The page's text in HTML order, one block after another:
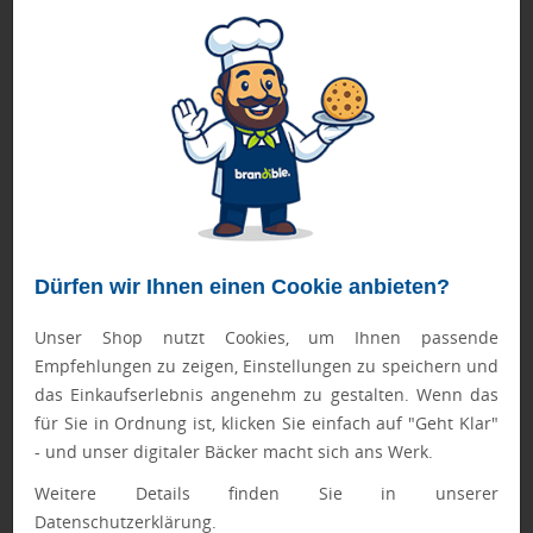
Dürfen wir Ihnen einen Cookie anbieten?
Unser Shop nutzt Cookies, um Ihnen passende
Empfehlungen zu zeigen, Einstellungen zu speichern und
das Einkaufserlebnis angenehm zu gestalten. Wenn das
für Sie in Ordnung ist, klicken Sie einfach auf "Geht Klar"
- und unser digitaler Bäcker macht sich ans Werk.
Weitere Details finden Sie in unserer
Datenschutzerklärung.
Materialien zu übertragen. Besonders vorteilhaft ist die
Möglichkeit, große Auflagen wirtschaftlich zu produzieren,
was für Werbeartikel-Kampagnen mit hohen Stückzahlen
von entscheidender Bedeutung ist. Die schnellen
Trocknungszeiten der Flexodruck-Farben erlauben hohe
Produktionsgeschwindigkeiten, was sich positiv auf die
Lieferzeiten auswirkt. Zusätzlich können durch das
Verfahren auch schwer bedruckbare Materialien wie
versehen werden.
Qualitätsmerkmale beim Flexodruck
Die Qualität von Flexodruck-Erzeugnissen wird durch
verschiedene Parameter bestimmt:
nach Anwendung und Material.